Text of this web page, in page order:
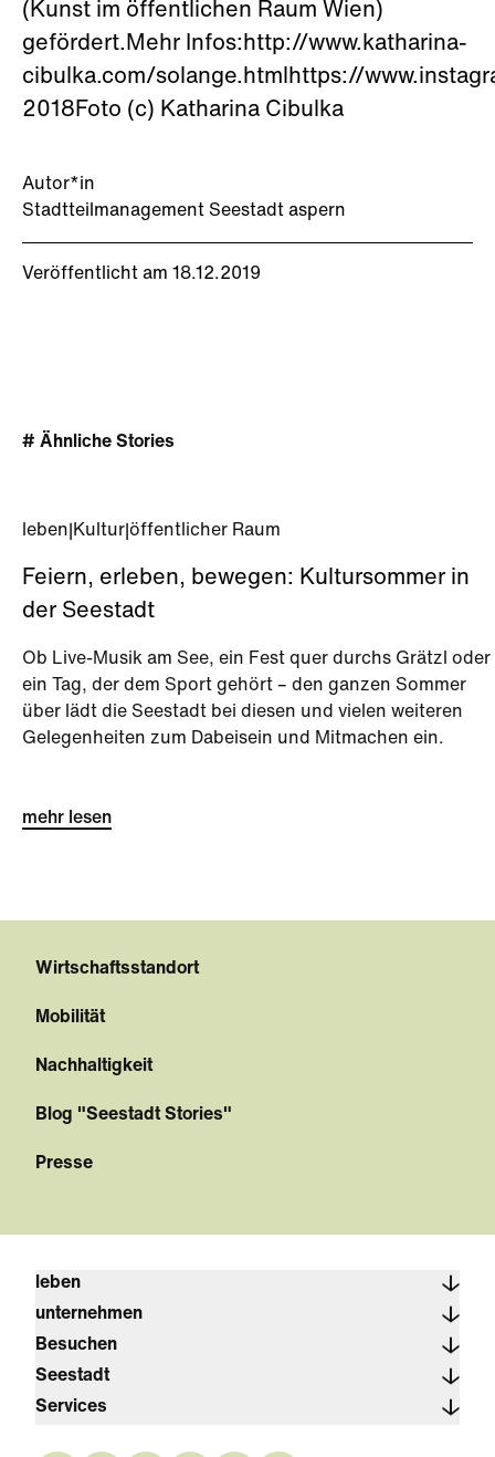
Autor*in
Stadtteilmanagement Seestadt aspern
Veröffentlicht am 18.12.2019
(Kunst im öffentlichen Raum Wien)
gefördert.Mehr Infos:http://www.katharina-
cibulka.com/solange.htmlhttps://
2018Foto (c) Katharina Cibulka
# Ähnliche Stories
leben Kultur öffentlicher Raum
Feiern, erleben, bewegen: Kultursommer in
der Seestadt
Ob Live-Musik am See, ein Fest quer durchs Grätzl oder
ein Tag, der dem Sport gehört – den ganzen Sommer
über lädt die Seestadt bei diesen und vielen weiteren
Gelegenheiten zum Dabeisein und Mitmachen ein.
mehr lesen
Wirtschaftsstandort
Mobilität
Nachhaltigkeit
Blog "Seestadt Stories"
Presse
leben
unternehmen
Besuchen
Seestadt
Services